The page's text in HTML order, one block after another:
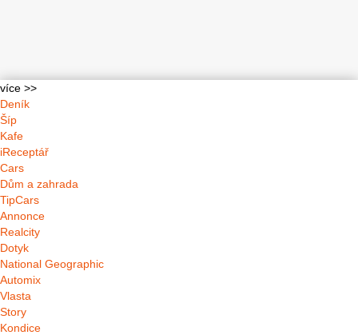
více >>
Deník
Šíp
Kafe
iReceptář
Cars
Dům a zahrada
TipCars
Annonce
Realcity
Dotyk
National Geographic
Automix
Vlasta
Story
Kondice